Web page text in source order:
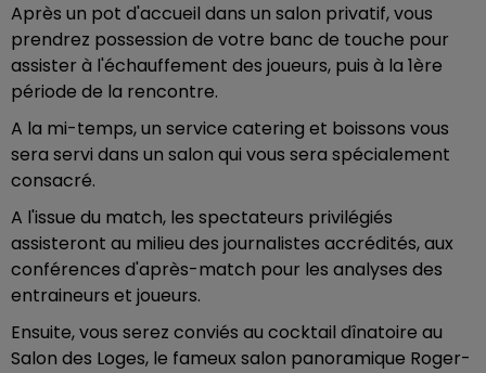
Après un pot d'accueil dans un salon privatif, vous
prendrez possession de votre banc de touche pour
assister à l'échauffement des joueurs, puis à la 1ère
période de la rencontre.
A la mi-temps, un service catering et boissons vous
sera servi dans un salon qui vous sera spécialement
consacré.
A l'issue du match, les spectateurs privilégiés
assisteront au milieu des journalistes accrédités, aux
conférences d'après-match pour les analyses des
entraineurs et joueurs.
Ensuite, vous serez conviés au cocktail dînatoire au
Salon des Loges, le fameux salon panoramique Roger-